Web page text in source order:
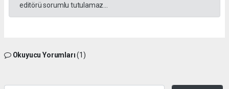
editörü sorumlu tutulamaz...
Okuyucu Yorumları(1)